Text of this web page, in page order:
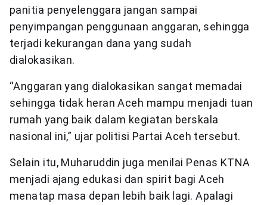
panitia penyelenggara jangan sampai
penyimpangan penggunaan anggaran, sehingga
terjadi kekurangan dana yang sudah
dialokasikan.
“Anggaran yang dialokasikan sangat memadai
sehingga tidak heran Aceh mampu menjadi tuan
rumah yang baik dalam kegiatan berskala
nasional ini,” ujar politisi Partai Aceh tersebut.
Selain itu, Muharuddin juga menilai Penas KTNA
menjadi ajang edukasi dan spirit bagi Aceh
menatap masa depan lebih baik lagi. Apalagi